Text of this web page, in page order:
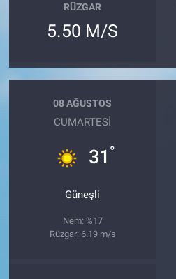
RÜZGAR
5.50 M/S
08 AĞUSTOS
CUMARTESI
31 °
Güneşli
Nem: %17
Rüzgar: 6.19 m/s